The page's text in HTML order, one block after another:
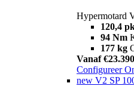
Hypermotard
120,4
94 Nm
177 kg
Vanaf €23.390
Configureer
new V2 SP